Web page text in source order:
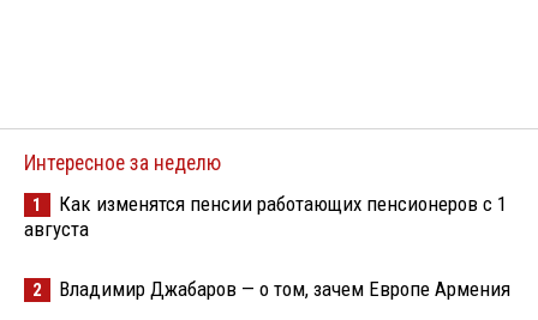
Интересное за неделю
1
Как изменятся пенсии работающих пенсионеров с 1
августа
2 Владимир Джабаров — о том, зачем Европе Армения